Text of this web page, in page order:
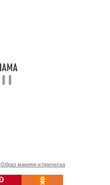
Образ макияж и прическа